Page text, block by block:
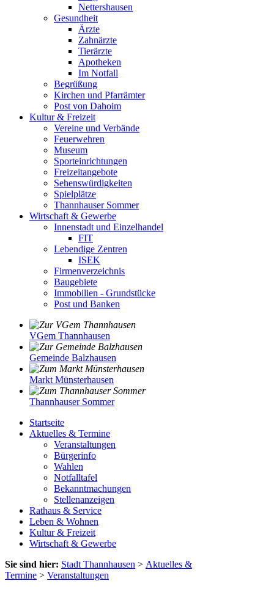
Nettershausen
Gesundheit
Ärzte
Zahnärzte
Tierärzte
Apotheken
Im Notfall
Begrüßung
Kirchen und Pfarrämter
Post von Dahoim
Kultur & Freizeit
Vereine und Verbände
Feuerwehren
Museum
Sporteinrichtungen
Freizeitangebote
Sehenswürdigkeiten
Spielplätze
Thannhauser Sommer
Wirtschaft & Gewerbe
Innenstadt und Einzelhandel
FIT
Lebendige Zentren
ISEK
Firmenverzeichnis
Baugebiete
Immobilien - Grundstücke
Post und Banken
VGem Thannhausen
Gemeinde Balzhausen
Markt Münsterhausen
Thannhauser Sommer
Startseite
Aktuelles & Termine
Veranstaltungen
Bürgerinfo
Wahlen
Notfalltafel
Bekanntmachungen
Stellenanzeigen
Rathaus & Service
Leben & Wohnen
Kultur & Freizeit
Wirtschaft & Gewerbe
Sie sind hier: Stadt Thannhausen > Aktuelles &
Termine > Veranstaltungen